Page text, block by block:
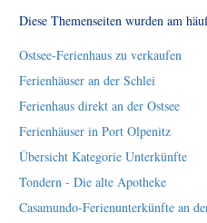
Diese Themenseiten wurden am
Ostsee-Ferienhaus zu verkaufen
Ferienhäuser an der Schlei
Ferienhaus direkt an der Ostsee
Ferienhäuser in Port Olpenitz
Übersicht Kategorie Unterkünfte
Tondern - Die alte Apotheke
Casamundo-Ferienunterkünfte an